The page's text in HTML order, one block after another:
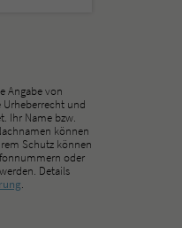
Angabe von
und
Ihr Name bzw.
können
Schutz können
oder
Details
.